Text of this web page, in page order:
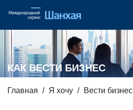
КАК ВЕСТИ БИЗНЕС
Главная Я хочу Вести бизнес